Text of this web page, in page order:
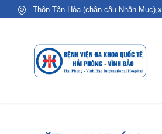
Thôn Tân Hòa (chân cầu Nhân